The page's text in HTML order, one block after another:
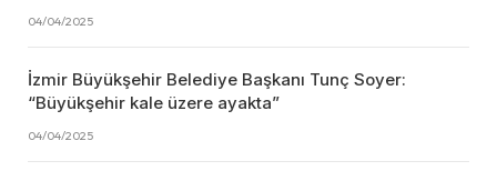
04/04/2025
İzmir Büyükşehir Belediye Başkanı Tunç Soyer:
“Büyükşehir kale üzere ayakta”
04/04/2025